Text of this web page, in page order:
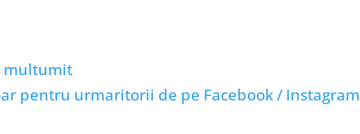
multumit
pentru urmaritorii de pe Facebook / Instagram